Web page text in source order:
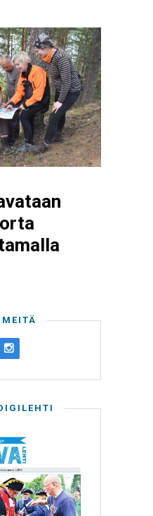
MEITÄ